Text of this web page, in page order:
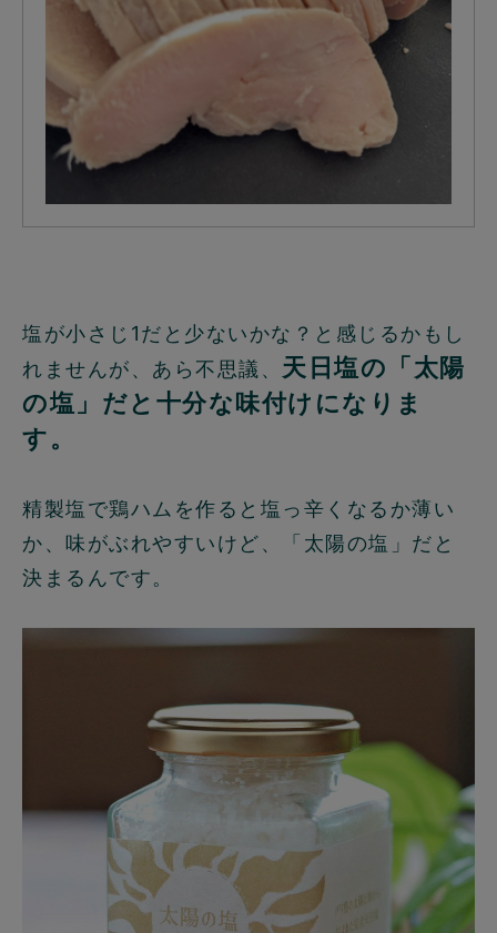
塩が小さじ1だと少ないかな？と感じるかもし
れませんが、あら不思議、 天日塩の「太陽
の塩」だと十分な味付けになりま
す。
精製塩で鶏ハムを作ると塩っ辛くなるか薄い
か、味がぶれやすいけど、「太陽の塩」だと
決まるんです。